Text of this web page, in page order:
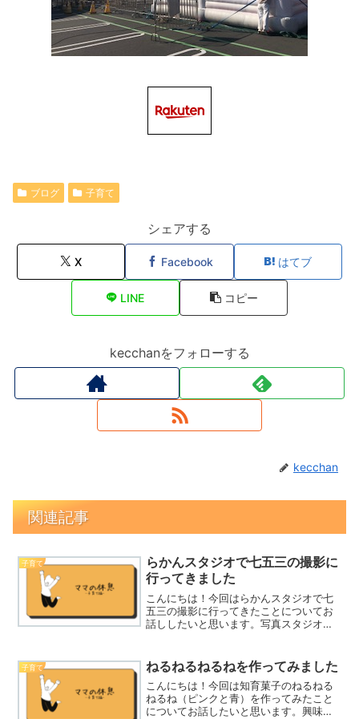
ブログ 子育て
シェアする
X Facebook はてブ
LINE コピー
kecchanをフォローする
kecchan
関連記事
子育て
らかんスタジオで七五三の撮影に
行ってきました
こんにちは！今回はらかんスタジオで七
五三の撮影に行ってきたことについてお
話ししたいと思います。写真スタジオも
てくださいね。なぜらかんスタジオで撮
影をしようと思ったかなぜらかん...
子育て ねるねるねるねを作ってみました
こんにちは！今回は知育菓子のねるねる
ねるね（ピンクと青）を作ってみたこと
についてお話したいと思います。興味の